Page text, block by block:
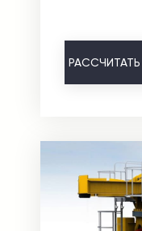
РАССЧИТАТЬ